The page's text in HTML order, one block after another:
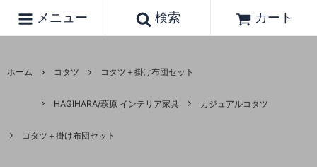
メニュー 検索 カート
ホーム コタツ コタツ＋掛け布団セット
HAGIHARA/萩原 インテリア家具 カジュアルコタツ
コタツ＋掛け布団セット